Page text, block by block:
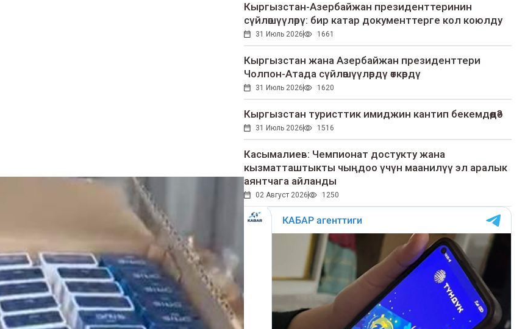
Кыргызстан-Азербайжан президенттеринин
сүйлөшүүлөрү: бир катар документтерге кол коюлду
31 Июль 2026 1661
Кыргызстан жана Азербайжан президенттери
Чолпон-Атада сүйлөшүүлөрдү өткөрдү
31 Июль 2026 1620
Кыргызстан туристтик имиджин кантип бекемдөөдө?
31 Июль 2026 1516
Касымалиев: Чемпионат достукту жана
кызматташтыкты чыңдоо үчүн маанилүү эл аралык
аянтчага айланды
02 Август 2026 1250